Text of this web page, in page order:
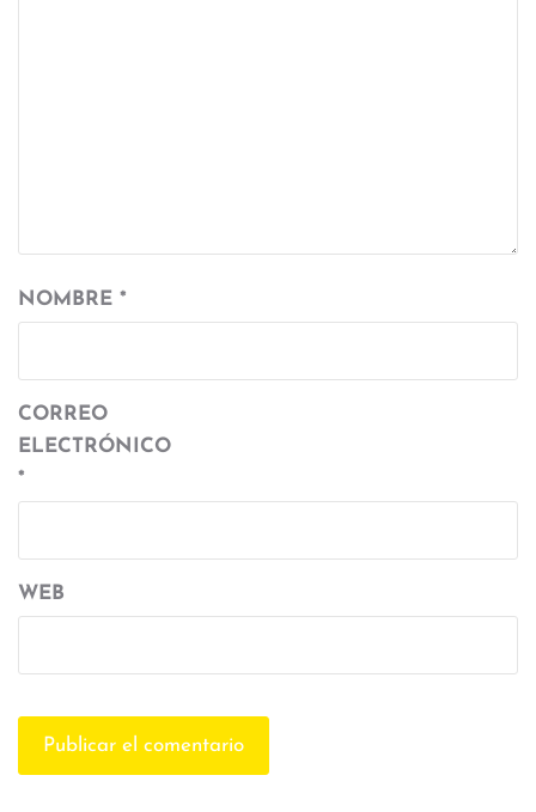
NOMBRE *
CORREO
ELECTRÓNICO
*
WEB